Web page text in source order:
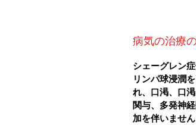
病気の治療
シェーグレン
リンパ球浸潤
れ、口渇、口
関与、多発神
加を伴いませ